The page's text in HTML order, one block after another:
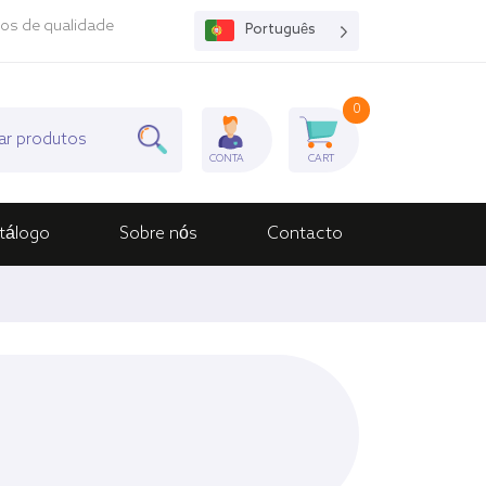
de qualidade Português
CONTA
0
CART
Sobre nós Contacto